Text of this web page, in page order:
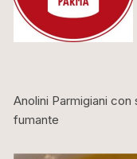
Anolini Parmigiani
fumante